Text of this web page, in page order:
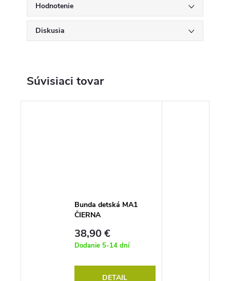
Hodnotenie
Diskusia
Súvisiaci tovar
Bunda detská MA1
ČIERNA
38,90 €
Dodanie 5-14 dní
DETAIL